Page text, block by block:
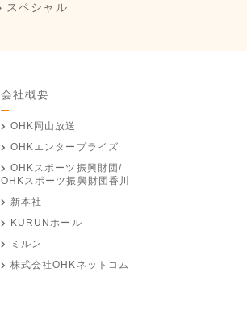
スペシャル
会社概要
OHK岡山放送
OHKエンタープライズ
OHKスポーツ振興財団/
OHKスポーツ振興財団香川
新本社
KURUNホール
ミルン
株式会社OHKネットコム